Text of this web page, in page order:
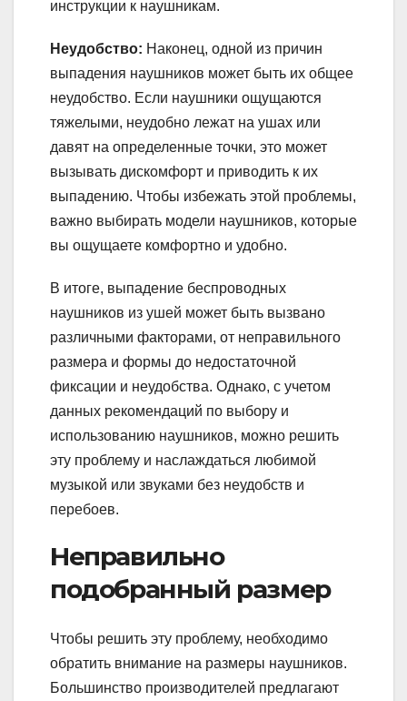
инструкции к наушникам.
Неудобство: Наконец, одной из причин
выпадения наушников может быть их общее
неудобство. Если наушники ощущаются
тяжелыми, неудобно лежат на ушах или
давят на определенные точки, это может
вызывать дискомфорт и приводить к их
выпадению. Чтобы избежать этой проблемы,
важно выбирать модели наушников, которые
вы ощущаете комфортно и удобно.
В итоге, выпадение беспроводных
наушников из ушей может быть вызвано
различными факторами, от неправильного
размера и формы до недостаточной
фиксации и неудобства. Однако, с учетом
данных рекомендаций по выбору и
использованию наушников, можно решить
эту проблему и наслаждаться любимой
музыкой или звуками без неудобств и
перебоев.
Неправильно
подобранный размер
Чтобы решить эту проблему, необходимо
обратить внимание на размеры наушников.
Большинство производителей предлагают